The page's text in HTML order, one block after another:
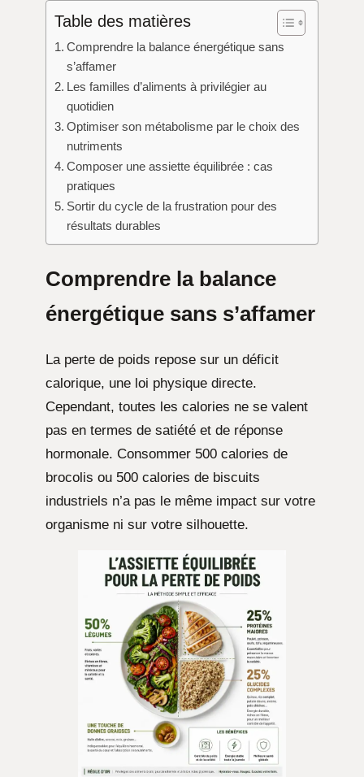
Table des matières
Comprendre la balance énergétique sans
s’affamer
Les familles d’aliments à privilégier au
quotidien
Optimiser son métabolisme par le choix des
nutriments
Composer une assiette équilibrée : cas
pratiques
Sortir du cycle de la frustration pour des
résultats durables
Comprendre la balance
énergétique sans s’affamer
La perte de poids repose sur un déficit
calorique, une loi physique directe.
Cependant, toutes les calories ne se valent
pas en termes de satiété et de réponse
hormonale. Consommer 500 calories de
brocolis ou 500 calories de biscuits
industriels n’a pas le même impact sur votre
organisme ni sur votre silhouette.